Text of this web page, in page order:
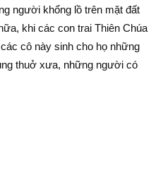
người khổng lồ trên mặt đất
khi các con trai Thiên Chúa
cô này sinh cho họ những
thuở xưa, những người có